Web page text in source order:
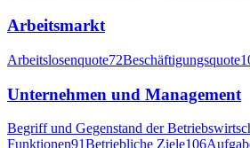
Arbeitsmarkt
Arbeitslosenquote72Beschäftigungsquote
Unternehmen und Management
Begriff und Gegenstand der
Funktionen91Betriebliche Ziele106